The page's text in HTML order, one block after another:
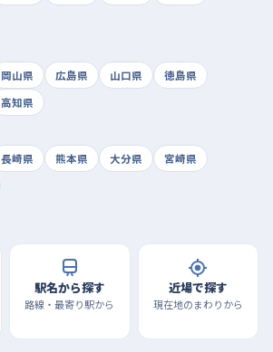
岡山県 広島県 山口県
徳島県
高知県
長崎県 熊本県 大分県
宮崎県
駅名から探す
路線・最寄り駅から
近場で探す
現在地のまわりから